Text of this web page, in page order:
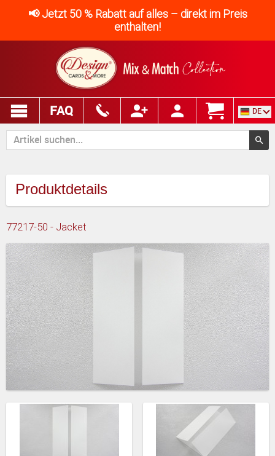
📢 Jetzt 50 % Rabatt auf alles – direkt im Preis
enthalten!
FAQ DE
Produktdetails
77217-50 - Jacket